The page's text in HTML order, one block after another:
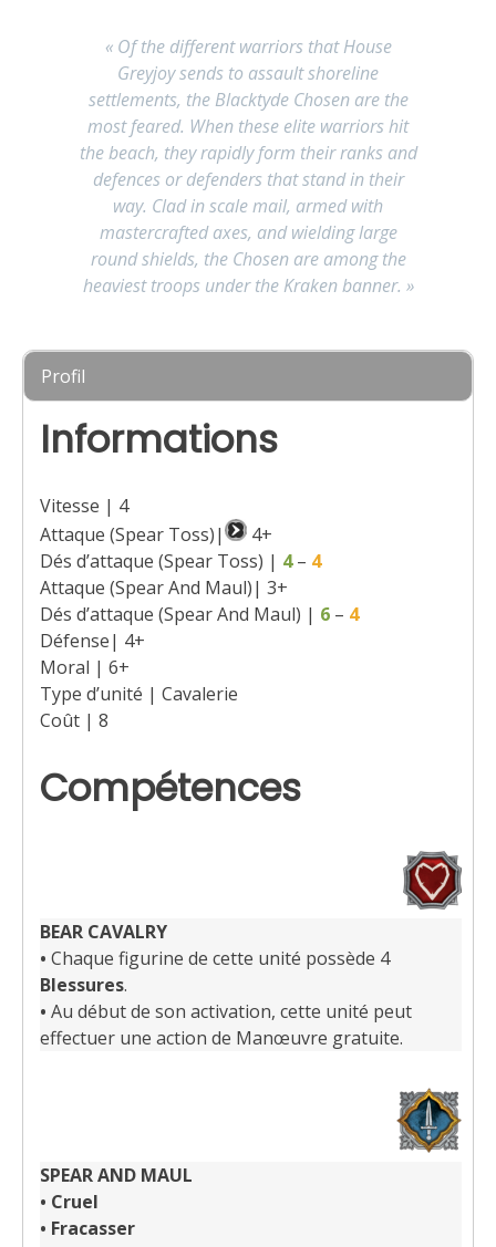
« Of the different warriors that House
Greyjoy sends to assault shoreline
settlements, the Blacktyde Chosen are the
most feared. When these elite warriors hit
the beach, they rapidly form their ranks and
defences or defenders that stand in their
way. Clad in scale mail, armed with
mastercrafted axes, and wielding large
round shields, the Chosen are among the
heaviest troops under the Kraken banner. »
Profil
Informations
Vitesse | 4
Attaque (Spear Toss)|
4+
Dés d’attaque (Spear Toss) | 4– 4
Attaque (Spear And Maul)| 3+
Dés d’attaque (Spear And Maul) | 6 – 4
Défense| 4+
Moral | 6+
Type d’unité | Cavalerie
Coût | 8
Compétences
BEAR CAVALRY
• Chaque figurine de cette unité possède 4
Blessures.
• Au début de son activation, cette unité peut
effectuer une action de Manœuvre gratuite.
SPEAR AND MAUL
• Cruel
• Fracasser